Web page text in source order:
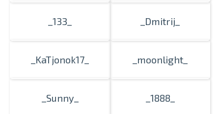
_133_ _Dmitrij_
_KaTjonok17_ _moonlight_
_Sunny_ _1888_